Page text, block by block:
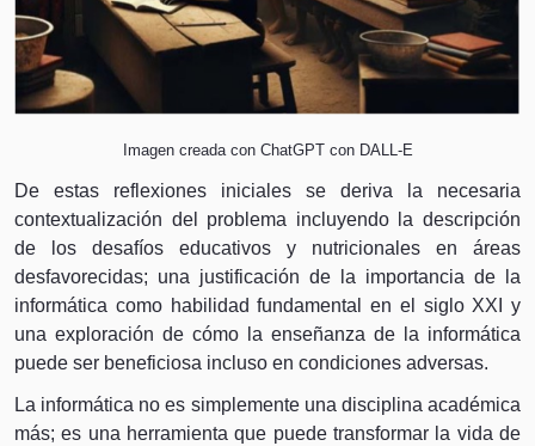
Imagen creada con ChatGPT con DALL-E
De estas reflexiones iniciales se deriva la necesaria
contextualización del problema incluyendo la descripción
de los desafíos educativos y nutricionales en áreas
desfavorecidas; una justificación de la importancia de la
informática como habilidad fundamental en el siglo XXI y
una exploración de cómo la enseñanza de la informática
puede ser beneficiosa incluso en condiciones adversas.
La informática no es simplemente una disciplina académica
más; es una herramienta que puede transformar la vida de